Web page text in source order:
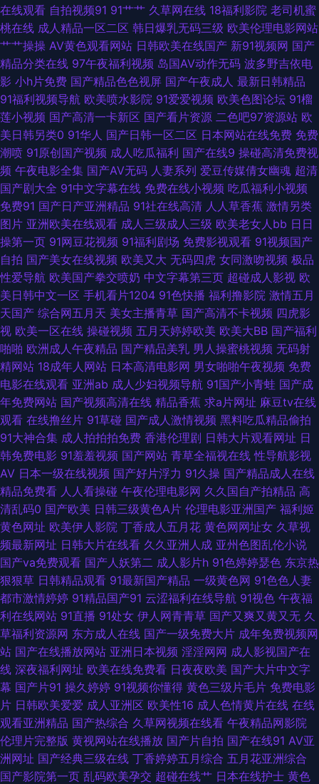
草老司机 91超碰人人澡人人妻 免费国产三级网址 91在线免费视屏 日本女同
在线 91夜色 人人色vvv 操碰人人操 淫语对白刺激对HD 国产32页 亚洲熟妇
无码 岛国免费a 先锋av网 成人精品欧美日韩 四虎成人影音 av福利网站 日韩
私拍AV 国产久久www 91打神 激情男女91 51全国探花社区 九一看片首页入
口 国白丝在线一区视频 亚洲丝袜无毛在线 成人网入口 五月天AV资源大全 韩
国伦理片av 91ncom啪 久草免费福利视频 91福利真实 久久精品社区麻豆 91
激情乱伦 久久国产精品高潮 91色情 欧美色图ts15p AV网站网址黄 五月天婷
婷美眉综合 豆花社区黑料福利片 亚洲无码天堂网 福利片国模 亚洲色图传媒
国产91网址 新大香蕉新址 国产日一韩 91超碰在线观导航 久草老司机 91黄色
废料网站 麻豆免费毛片 91美女免费黑料 玖玖撸撸 91麻豆人妻偷人精品 人妻
精品久久 国产超碰九色福利在线 91豆花国产熟女 欧美一区二区蜜桃 蜜桃情
侣ab 91视频艹 人妻熟女在线网址 91在线精品视频导航 日韩中文字 美女视频
九一86av avtt偷情 婷婷五月天女人图 国产精品网址 在线中文字幕日韩 狠狠
撸狠狠操 91调教打屁股网站 久久理论片 国产日韩成人在线 91黑丝成人视频
男人的天常黄色片 91社区色情网站 青青草福利微拍 97亚洲视频 色站欧美日
韩 成人精品女人 亚洲国产欧美成人 久久总站 91原创视屏 日韩在线一本道 国
产av黑丝 91大片在线观看 国产精品色 91国产熟女 蜜芽AV影院 91桃色入口
午夜剧场青椒 九草一区 91欧美大 日日综合色网 成人岛国搬运工 亚洲强奸av
国产精品九九精品 91艹在线 久久打炮视频网址 91视频国语免费 午夜男人视
频 激情综合五月天 91探花高中生极品 熟女91视频蝌蚪 大香蕉9999直播 亚
洲一区日韩激 国产综合自拍一区 91豆奶在线观看 丝袜人妻中出 国偷自产最
新40 91黑丝免费 青青草原伊人网在线 欧美性爱网第二页 日本一区二区三区
在线观看 自拍视频91 91艹艹 久草网在线 18福利影院 老司机蜜
桃在线 成人精品一区二区 韩日爆乳无码三级 欧美伦理电影网站
艹艹操操 AV黄色观看网站 日韩欧美在线国产 新91视频网 国产
精品分类在线 97午夜福利视频 岛国AV动作无码 波多野吉依电
影 小h片免费 国产精品色色视屏 国产午夜成人 最新日韩精品
91福利视频导航 欧美喷水影院 91爱爱视频 欧美色图论坛 91榴
莲小视频 国产高清一卡新区 国产看片资源 二色吧97资源站 欧
美日韩另类0 91华人 国产日韩一区二区 日本网站在线免费 免费
潮喷 91原创国产视频 成人吃瓜福利 国产在线9 操碰高清免费视
频 午夜电影全集 国产AV无码 人妻系列 爱豆传媒倩女幽魂 超清
国产剧大全 91中文字幕在线 免费在线小视频 吃瓜福利小视频
免费91 国产日产亚洲精品 91社在线高清 人人草香蕉 激情另类
图片 亚洲欧美在线观看 成人三级成人三级 欧美老女人bb 日日
操第一页 91网豆花视频 91福利剧场 免费影视观看 91视频国产
自拍 国产美女在线视频 欧美又大 无码四虎 女同激吻视频 极品
性爱导航 欧美国产拳交喷奶 中文字幕第三页 超碰成人影视 欧
美日韩中文一区 手机看片1204 91色快播 福利撸影院 激情五月
天国产 综合网五月天 美女主播青草 国产高清不卡视频 四虎影
视 欧美一区在线 操碰视频 五月天婷婷欧美 欧美大BB 国产福利
啪啪 欧洲成人午夜精品 国产精品美乳 男人操蜜桃视频 无码射
精网站 18成年人网站 日本高清电影网 男女啪啪午夜视频 免费
电影在线观看 亚洲ab 成人少妇视频导航 91国产小青蛙 国产成
年免费网站 国产视频高清在线 精品香蕉 求a片网址 麻豆tv在线
观看 在线撸丝片 91草碰 国产成人激情视频 黑料吃瓜精品偷拍
91大神合集 成人拍拍拍免费 香港伦理剧 日韩大片观看网址 日
韩免费电影 91羞羞视频 国产网站 青草全福视在线 性导航影视
AV 日本一级在线视频 国产好片浮力 91久操 国产精品成人在线
精品免费看 人人看操碰 午夜伦理电影网 久久国自产拍精品 高
清乱码0 国产欧美 日韩三级黄色A片 伦理电影亚洲国产 福利姬
黄色网址 欧美伊人影院 丁香成人五月花 黄色网网址女 久草视
频最新网址 日韩大片在线看 久久亚洲人成 亚州色图乱伦小说
国产va免费观看 国产人妖第二 成人影片h 91色婷婷瑟色 东京热
狠狠草 日韩精品观看 91最新国产精品 一级黄色网 91色色人妻
都市激情婷婷 91精品国产91 云涩福利在线导航 91视色 午夜福
利在线网站 91直播 91处女 伊人网青青草 国产又爽又黄又无 久
草福利资源网 东方成人在线 国产一级免费大片 成年免费视频网
站 国产在线播放网站 亚洲日本视频 淫淫网网 成人影视国产在
线 深夜福利网址 欧美在线免费看 日夜夜欧美 国产大片中文字
幕 国产片91 操久婷婷 91视频你懂得 黄色三级片毛片 免费电影
片 日韩欧美爱爱 成人亚洲区 欧美性16 成人色情黄片在线 在线
观看亚洲精品 国产热综合 久草网视频在线看 午夜精品网影院
伦理片完整版 黄视网站在线播放 国产片自拍 国产在线91 AV亚
洲网址 国产经典三级在线 丁香婷婷五月综合 五月花亚洲综合
国产影院第一页 乱码欧美孕交 超碰在线艹 日本在线护士 黄色